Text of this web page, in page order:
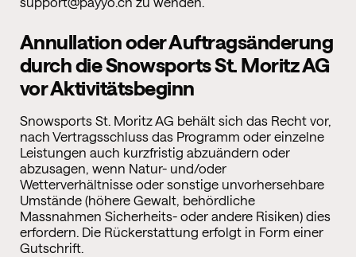
Annullation oder Auftragsänderung
durch die Snowsports St. Moritz AG
vor Aktivitätsbeginn
Snowsports St. Moritz AG behält sich das Recht vor,
nach Vertragsschluss das Programm oder einzelne
Leistungen auch kurzfristig abzuändern oder
abzusagen, wenn Natur- und/oder
Wetterverhältnisse oder sonstige unvorhersehbare
Umstände (höhere Gewalt, behördliche
Massnahmen Sicherheits- oder andere Risiken) dies
erfordern. Die Rückerstattung erfolgt in Form einer
Gutschrift.